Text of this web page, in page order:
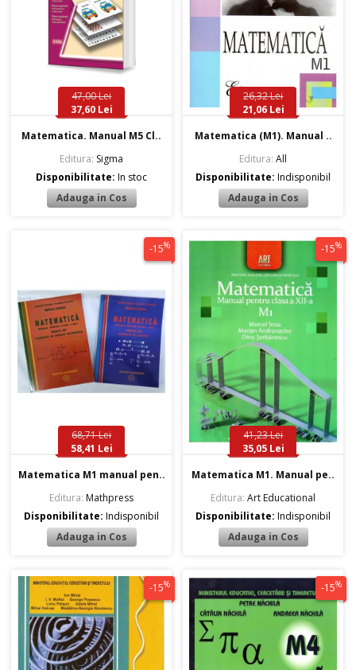
47,00 Lei
37,60 Lei
Matematica. Manual M5 Cl..
Editura: Sigma
Disponibilitate:In stoc
26,32 Lei
21,06 Lei
Matematica (M1). Manual ..
Editura: All
Disponibilitate:Indisponibil
-15%
68,71 Lei
58,41 Lei
Matematica M1 manual pen..
Editura: Mathpress
Disponibilitate:Indisponibil
-15%
41,23 Lei
35,05 Lei
Matematica M1. Manual pe..
Editura: Art Educational
Disponibilitate:Indisponibil
-15% -15%